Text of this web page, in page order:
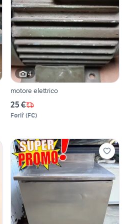
4
motore elettrico
25 €
Forli' (FC)